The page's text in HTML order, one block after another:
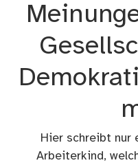
Hier schreibt nur
Arbeiterkind,